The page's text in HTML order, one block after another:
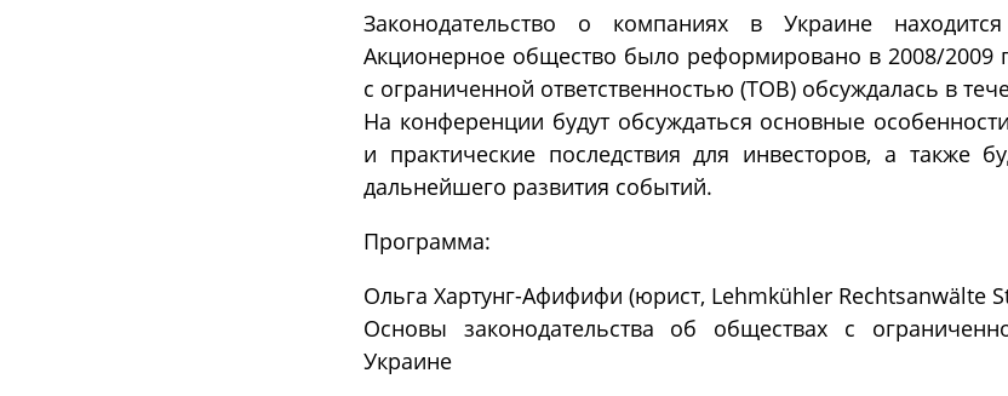
Законодательство о компаниях в Украине
Акционерное общество было реформировано в 2008/2009
с ограниченной ответственностью (ТОВ) обсуждалась в
На конференции будут обсуждаться основные
и практические последствия для инвесторов, а также
дальнейшего развития событий.
Программа:
Ольга Хартунг-Афифифи (юрист, Lehmkühler Rechtsanwälte
Основы законодательства об обществах с
Украине